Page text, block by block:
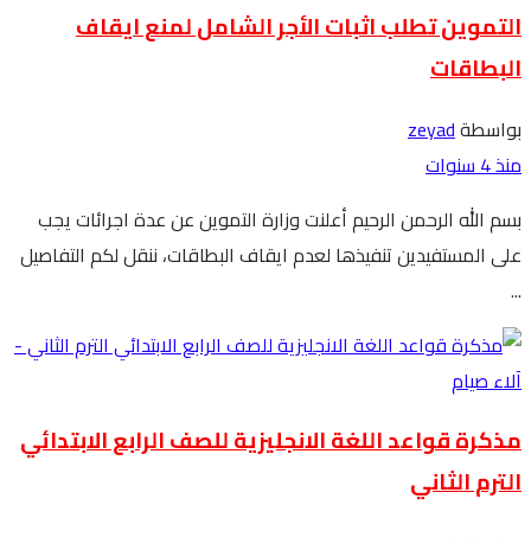
التموين تطلب اثبات الأجر الشامل لمنع ايقاف
البطاقات
بواسطةzeyad
منذ 4 سنوات
بسم الله الرحمن الرحيم أعلنت وزارة التموين عن عدة اجرائات يجب
على المستفيدين تنفيذها لعدم ايقاف البطاقات، ننقل لكم التفاصيل
...
مذكرة قواعد اللغة الانجليزية للصف الرابع الابتدائي
الترم الثاني